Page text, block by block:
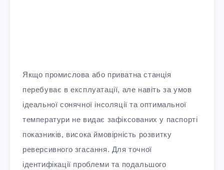
Якщо промислова або приватна станція
перебуває в експлуатації, але навіть за умов
ідеальної сонячної інсоляції та оптимальної
температури не видає зафіксованих у паспорті
показників, висока ймовірність розвитку
реверсивного згасання. Для точної
ідентифікації проблеми та подальшого